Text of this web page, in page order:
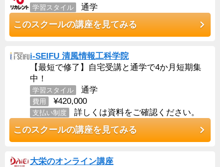
学習スタイル 通学
このスクールの講座を見てみる
i-SEIFU 清風情報工科学院
【最短で修了】自宅受講と通学で4か月短期集
中！
学習スタイル 通学
費用 ¥420,000
支払い制度 詳しくは資料をご確認ください。
このスクールの講座を見てみる
大栄のオンライン講座